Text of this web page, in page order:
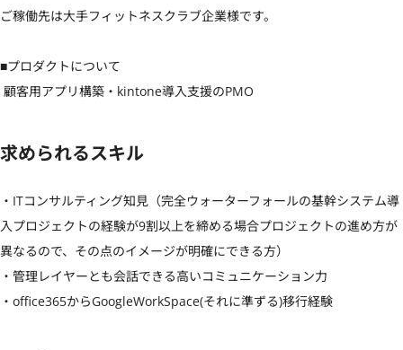
ご稼働先は大手フィットネスクラブ企業様です。
■プロダクトについて
顧客用アプリ構築・kintone導入支援のPMO
求められるスキル
・ITコンサルティング知見（完全ウォーターフォールの基幹システム導
入プロジェクトの経験が9割以上を締める場合プロジェクトの進め方が
異なるので、その点のイメージが明確にできる方）
・管理レイヤーとも会話できる高いコミュニケーション力
・office365からGoogleWorkSpace(それに準ずる)移行経験